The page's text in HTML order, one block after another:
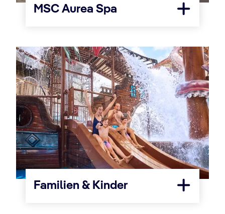
MSC Aurea Spa
Familien & Kinder